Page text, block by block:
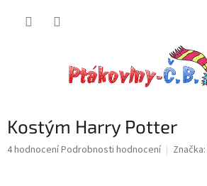
Kostým Harry Potter
Průměrné
4 hodnoceníPodrobnosti hodnocení Značka: